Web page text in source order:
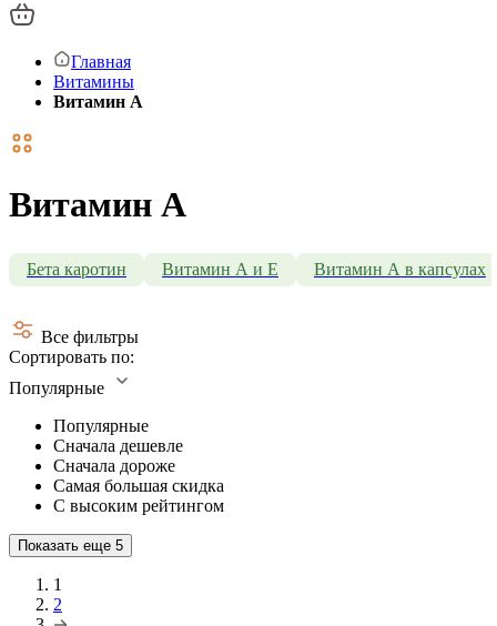
Главная
Витамины
Витамин А
Витамин А
Бета каротин Витамин А и Е Витамин А в капсулах
Все фильтры
Сортировать по:
Популярные
Популярные
Сначала дешевле
Сначала дороже
Самая большая скидка
С высоким рейтингом
Показать еще 5
1
2